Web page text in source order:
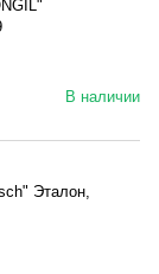
В наличии
Эталон,